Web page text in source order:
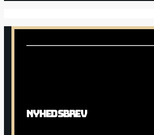
NYHEDSBREV